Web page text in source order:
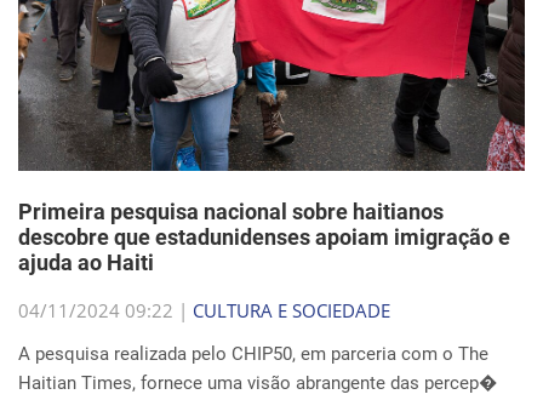
Primeira pesquisa nacional sobre haitianos
descobre que estadunidenses apoiam imigração e
ajuda ao Haiti
04/11/2024 09:22 | CULTURA E SOCIEDADE
A pesquisa realizada pelo CHIP50, em parceria com o The
Haitian Times, fornece uma visão abrangente das percep�